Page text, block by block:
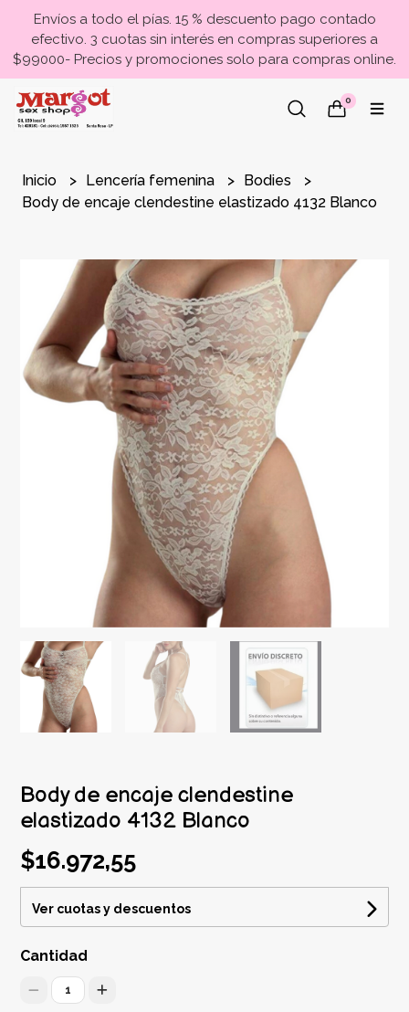
Envíos a todo el pías. 15 % descuento pago contado
efectivo. 3 cuotas sin interés en compras superiores a
$99000- Precios y promociones solo para compras online.
0
Inicio Lencería femenina
Bodies
Body de encaje clendestine elastizado 4132 Blanco
Body de encaje clendestine
elastizado 4132 Blanco
$16.972,55
Ver cuotas y descuentos
Cantidad
1